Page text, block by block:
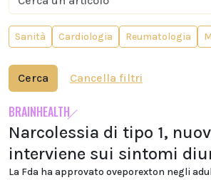
Sanità Cardiologia Reumatologia
Cerca Cancella filtri
BRAINHEALTH
Narcolessia di tipo 1,
interviene sui sintomi
La Fda ha approvato oveporexton negli